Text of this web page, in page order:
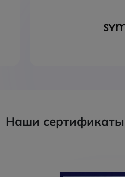
Наши сертификаты